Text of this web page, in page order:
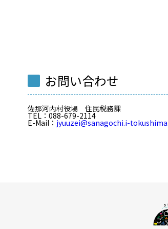
お問い合わせ
佐那河内村役場 住民税務課
TEL ：088-679-2114
E-Mail ： jyuuzei@sanagochi.i-